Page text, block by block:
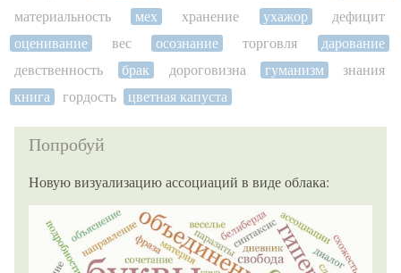
материальность
мех хранение ухажор
дефицит
оценивание
вес осознание торговля
дарование
девственность
брак дороговизна гуманизм
знания
книга
гордость цветная капуста
Попробуй
Новую визуализацию ассоциаций в виде облака: